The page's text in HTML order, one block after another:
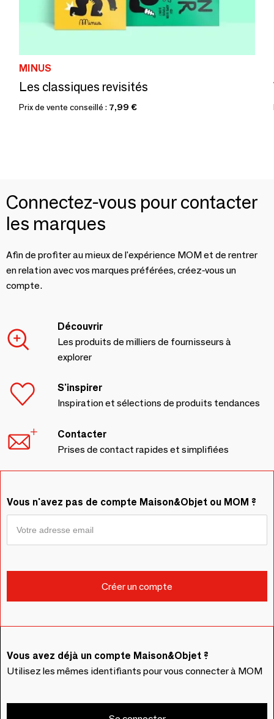
MINUS
Les classiques revisités
Prix de vente conseillé : 7,99 €
Connectez-vous pour contacter
les marques
Afin de profiter au mieux de l'expérience MOM et de rentrer
en relation avec vos marques préférées, créez-vous un
compte.
Découvrir
Les produits de milliers de fournisseurs à
explorer
S'inspirer
Inspiration et sélections de produits tendances
Contacter
Prises de contact rapides et simplifiées
Vous n'avez pas de compte Maison&Objet ou MOM ?
Vous avez déjà un compte Maison&Objet ?
Utilisez les mêmes identifiants pour vous connecter à MOM